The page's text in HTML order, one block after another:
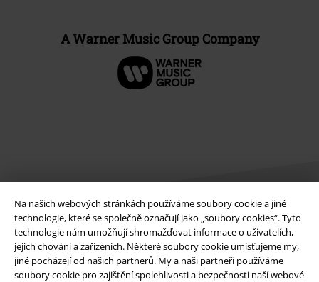
Na našich webových stránkách používáme soubory cookie a jiné
technologie, které se společně označují jako „soubory cookies“. Tyto
technologie nám umožňují shromažďovat informace o uživatelích,
jejich chování a zařízeních. Některé soubory cookie umísťujeme my,
jiné pocházejí od našich partnerů. My a naši partneři používáme
soubory cookie pro zajištění spolehlivosti a bezpečnosti naší webové
A Warner Music Group Company
Právní informace
Podmínky